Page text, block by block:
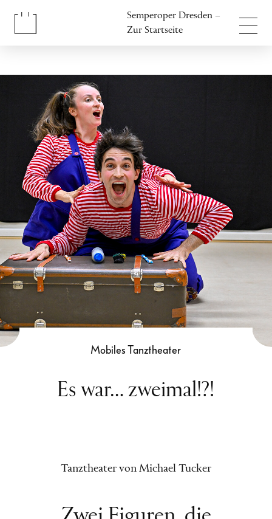
Semperoper Dresden –
Zur Startseite
Mobiles Tanztheater
Es war… zweimal!?!
Tanztheater von Michael Tucker